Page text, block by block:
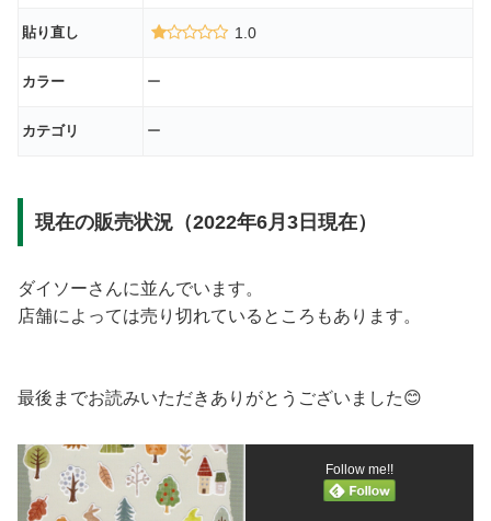
貼り直し 1.0
カラー ー
カテゴリ ー
現在の販売状況（2022年6月3日現在）
ダイソーさんに並んでいます。
店舗によっては売り切れているところもあります。
最後までお読みいただきありがとうございました😊
Follow me!!